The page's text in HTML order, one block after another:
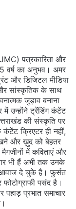
पत्रकारिता और
वर्ष का अनुभव। अमर
और डिजिटल मीडिया
सांस्कृतिक के साथ
जुड़ाव बनाना
उन्होंने ट्रेंडिंग कंटेंट
की संस्कृति पर
क्रिएटर ही नहीं,
और ख़ुद को बेहतर
में कविताएं और
भी हैं अभी तक उनके
दे चुके है। फुर्सत
पसंद है।
पहाड़ प्रभात समाचार